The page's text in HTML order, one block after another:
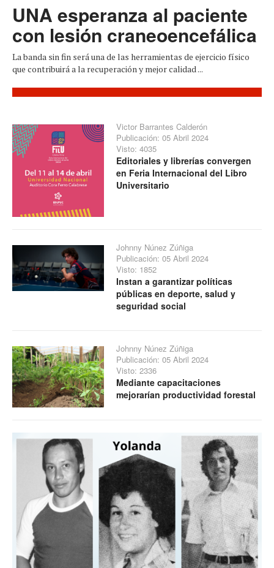
UNA esperanza al paciente
con lesión craneoencefálica
La banda sin fin será una de las herramientas de ejercicio físico
que contribuirá a la recuperación y mejor calidad ...
Victor Barrantes Calderón
Publicación: 05 Abril 2024
Visto: 4035
Editoriales y librerías convergen
en Feria Internacional del Libro
Universitario
Johnny Núnez Zúñiga
Publicación: 05 Abril 2024
Visto: 1852
Instan a garantizar políticas
públicas en deporte, salud y
seguridad social
Johnny Núnez Zúñiga
Publicación: 05 Abril 2024
Visto: 2336
Mediante capacitaciones
mejorarían productividad forestal